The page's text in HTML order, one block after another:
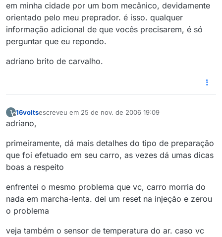
em minha cidade por um bom mecânico, devidamente
orientado pelo meu preprador. é isso. qualquer
informação adicional de que vocês precisarem, é só
perguntar que eu repondo.
adriano brito de carvalho.
1
Offline
16voltsescreveu em 25 de nov. de 2006 19:09
última edição por
adriano,
primeiramente, dá mais detalhes do tipo de preparação
que foi efetuado em seu carro, as vezes dá umas dicas
boas a respeito
enfrentei o mesmo problema que vc, carro morria do
nada em marcha-lenta. dei um reset na injeção e zerou
o problema
veja também o sensor de temperatura do ar. caso vc